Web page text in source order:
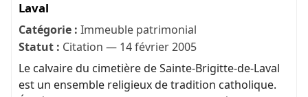
Laval
Catégorie : Immeuble patrimonial
Statut : Citation — 14 février 2005
Le calvaire du cimetière de Sainte-Brigitte-de-Laval
est un ensemble religieux de tradition catholique.